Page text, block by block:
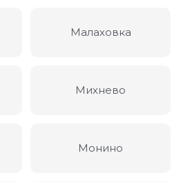
Малаховка
Михнево
Монино